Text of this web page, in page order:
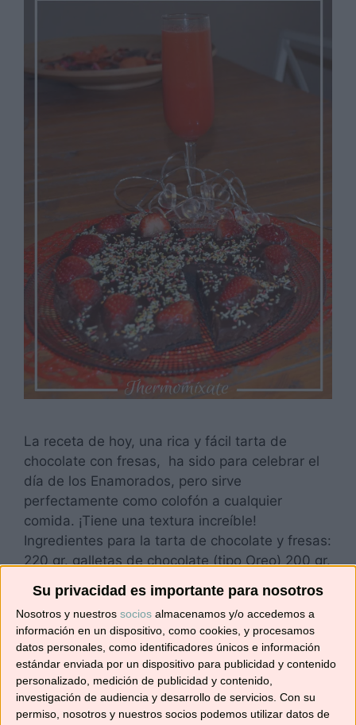
Su privacidad es importante para nosotros
Nosotros y nuestros socios almacenamos y/o accedemos a
información en un dispositivo, como cookies, y procesamos
datos personales, como identificadores únicos e información
estándar enviada por un dispositivo para publicidad y contenido
personalizado, medición de publicidad y contenido,
investigación de audiencia y desarrollo de servicios. Con su
permiso, nosotros y nuestros socios podemos utilizar datos de
La receta de hoy, una rica y fácil tarta de
chocolate con fresas, ha sido para celebrar el
día de los Enamorados, pero sirve
perfectamente como colofón a cualquier
comida. ¡Tiene una textura increíble!
Ingredientes para la tarta de chocolate y fresas:
220 gr. galletas de chocolate (tipo Oreo) 200 gr.
Categorías
Recetas con Thermomix,Recetas de postres
y dulces
Etiquetas
chocolate,fresas ,Navidad ,recetas para
compartir ,robot de cocina,San Valentín,tarta